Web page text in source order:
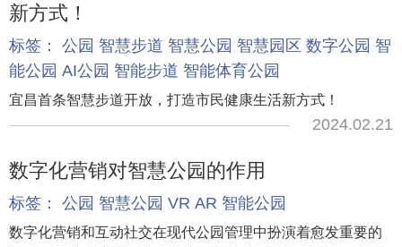
新方式！
标签： 公园 智慧步道 智慧公园 智慧园区 数字公园 智
能公园 AI公园 智能步道 智能体育公园
宜昌首条智慧步道开放，打造市民健康生活新方式！
2024.02.21
数字化营销对智慧公园的作用
标签： 公园 智慧公园 VR AR 智能公园
数字化营销和互动社交在现代公园管理中扮演着愈发重要的